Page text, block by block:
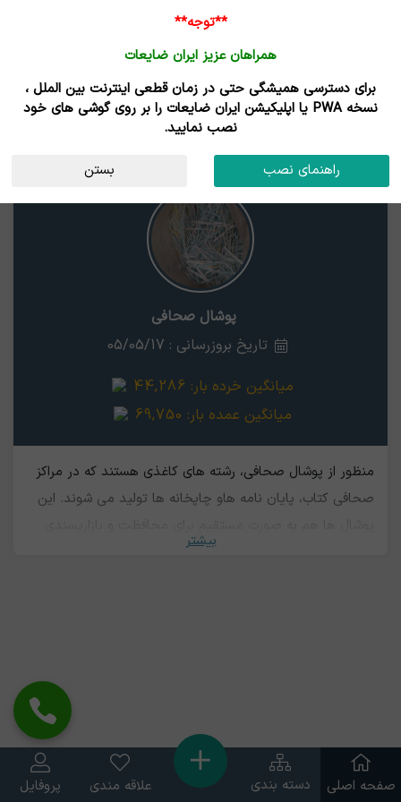
قیمت روز خریداران فروشندگان
نتایج جستجوی قیمت
کهکیلویه و بویر احمد
پوشال صحافی
تاریخ بروزرسانی : 05/05/17
میانگین خرده بار: 44,286
میانگین عمده بار: 69,750
منظور از پوشال صحافی، رشته های کاغذی هستند که در مراکز
صحافی کتاب، پایان نامه ها‌و چاپخانه ها تولید می شوند. این
بیشتر میوه ها قابل استفاده هستند و هم قابلیت بازیافت جهت
بیشتر
**توجه**
همراهان عزیز ایران ضایعات
برای دسترسی همیشگی حتی در زمان قطعی اینترنت بین الملل ،
نسخه PWA یا اپلیکیشن ایران ضایعات را بر روی گوشی های خود
نصب نمایید.
راهنمای نصب بستن
صفحه اصلی دسته بندی علاقه مندی پروفایل